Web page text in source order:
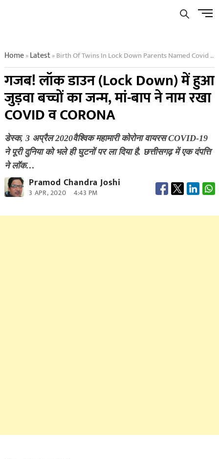
Menu
Home»Latest»Birth Of Twins In Lock Down Parents Named Covid And Corona
गजब! लॉक डाउन (Lock Down) में हुआ
जुड़वा बच्चों का जन्म, मां-बाप ने नाम रखा
COVID व CORONA
डेस्क, 3 अप्रैल 2020वैश्विक महामारी कोरोना वायरस COVID-19
ने पूरी दुनिया को भले ही घुटनों पर ला दिया है. छत्तीसगढ़ में एक दंपत्ति
ने लॉक…
Pramod Chandra Joshi
3 APR, 2020 4:43 PM